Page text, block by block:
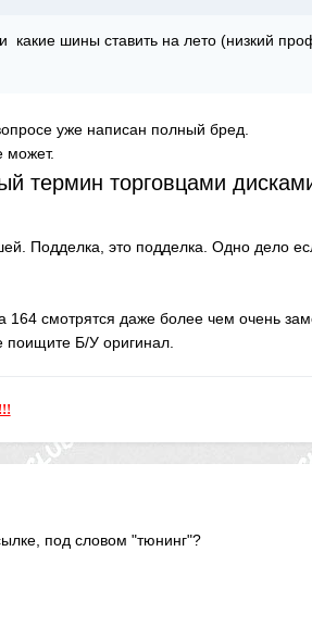
какие шины ставить на лето (низкий
уже написан полный бред.
может.
термин торговцами
Подделка, это подделка. Одно дело
смотрятся даже более чем очень
поищите Б/У оригинал.
под словом "тюнинг"?